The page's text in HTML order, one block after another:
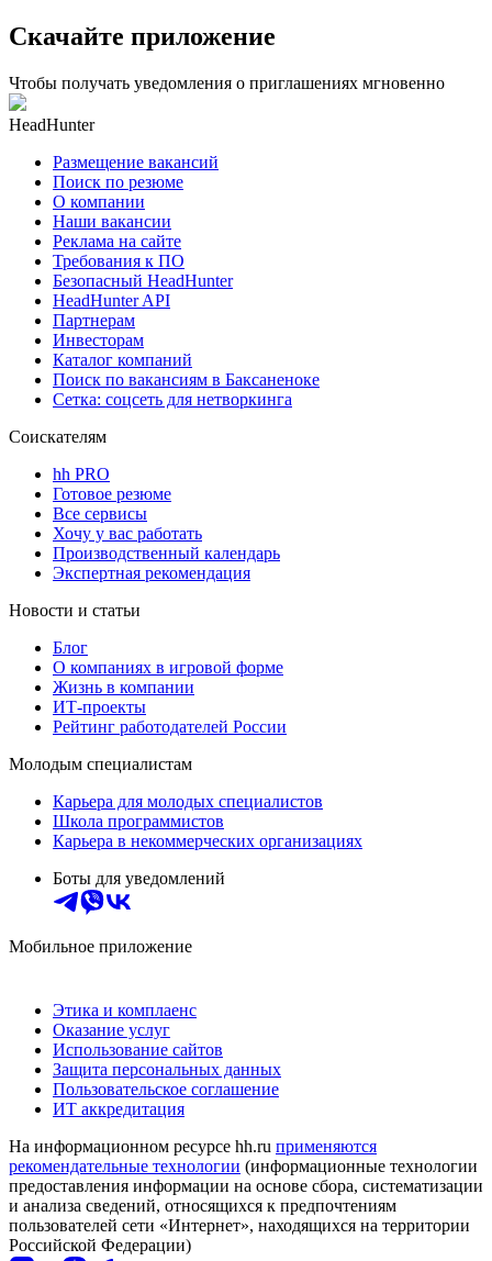
Скачайте приложение
Чтобы получать уведомления о приглашениях мгновенно
HeadHunter
Размещение вакансий
Поиск по резюме
О компании
Наши вакансии
Реклама на сайте
Требования к ПО
Безопасный HeadHunter
HeadHunter API
Партнерам
Инвесторам
Каталог компаний
Поиск по вакансиям в Баксаненоке
Сетка: соцсеть для нетворкинга
Соискателям
hh PRO
Готовое резюме
Все сервисы
Хочу у вас работать
Производственный календарь
Экспертная рекомендация
Новости и статьи
Блог
О компаниях в игровой форме
Жизнь в компании
ИТ-проекты
Рейтинг работодателей России
Молодым специалистам
Карьера для молодых специалистов
Школа программистов
Карьера в некоммерческих организациях
Боты для уведомлений
Мобильное приложение
Этика и комплаенс
Оказание услуг
Использование сайтов
Защита персональных данных
Пользовательское соглашение
ИТ аккредитация
На информационном ресурсе hh.ru применяются
рекомендательные технологии (информационные технологии
предоставления информации на основе сбора, систематизации
и анализа сведений, относящихся к предпочтениям
пользователей сети «Интернет», находящихся на территории
Российской Федерации)